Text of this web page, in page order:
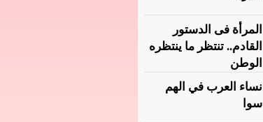
المرأة فى الدستور
القادم.. تنتظر ما ينتظره
الوطن
نساء العرب في الهم
سوا